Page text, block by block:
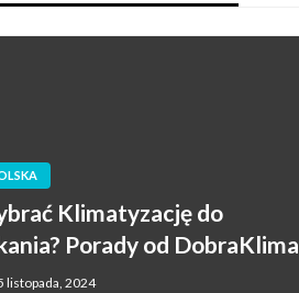
Klimatyzację do
Porady od DobraKlima
listopada, 2024